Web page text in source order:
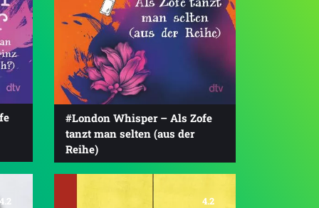
#London Whisper – Als Zofe
tanzt man selten (aus der
Reihe)
4.2 4.2